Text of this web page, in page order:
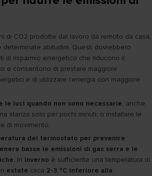
di CO2 prodotte dal lavoro da remoto da casa,
determinate abitudini. Questi dovrebbero
di risparmio energetico che riducono il
e consentono di prestare maggiore
e di utilizzare l'energia con maggiore
le luci quando non sono necessarie, anche
stanza solo per pochi minuti, o installare le
di movimento.
del termostato per prevenire
basse le emissioni di gas serra e le
. In inverno è sufficiente una temperatura di
estate circa 2-3 ºC inferiore alla